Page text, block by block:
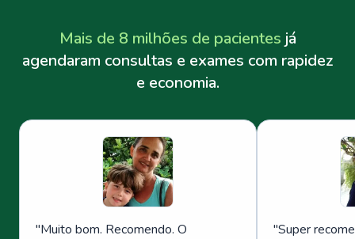
Mais de 8 milhões de pacientes já
agendaram consultas e exames com rapidez
e economia.
"Muito bom. Recomendo. O
"Super